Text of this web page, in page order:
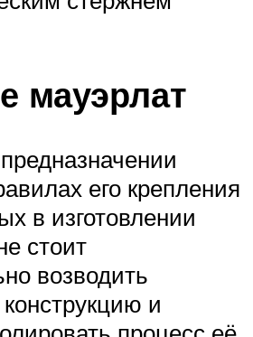
мауэрлат
его крепления
в изготовлении
стоит
возводить
и